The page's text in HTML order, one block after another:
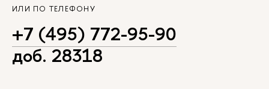
ИЛИ ПО ТЕЛЕФОНУ
+7 (495) 772-95-90
доб. 28318